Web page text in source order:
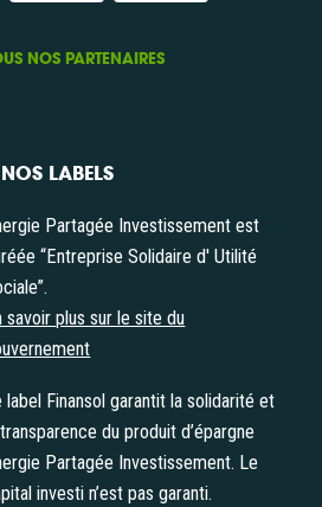
NOS PARTENAIRES
NOS LABELS
Solidaire d' Utilité Sociale"
Partagée Investissement est
“Entreprise Solidaire d' Utilité
savoir plus sur le site du
label Finansol garantit la solidarité et
transparence du produit d’épargne
Partagée Investissement. Le
investi n’est pas garanti.